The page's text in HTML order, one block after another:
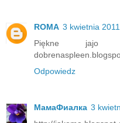
ROMA 3 kwietnia
Piękne jajo
Odpowiedz
МамаФиалка 3